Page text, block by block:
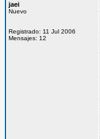
jaei
Nuevo
Registrado: 11 Jul 2006
Mensajes: 12